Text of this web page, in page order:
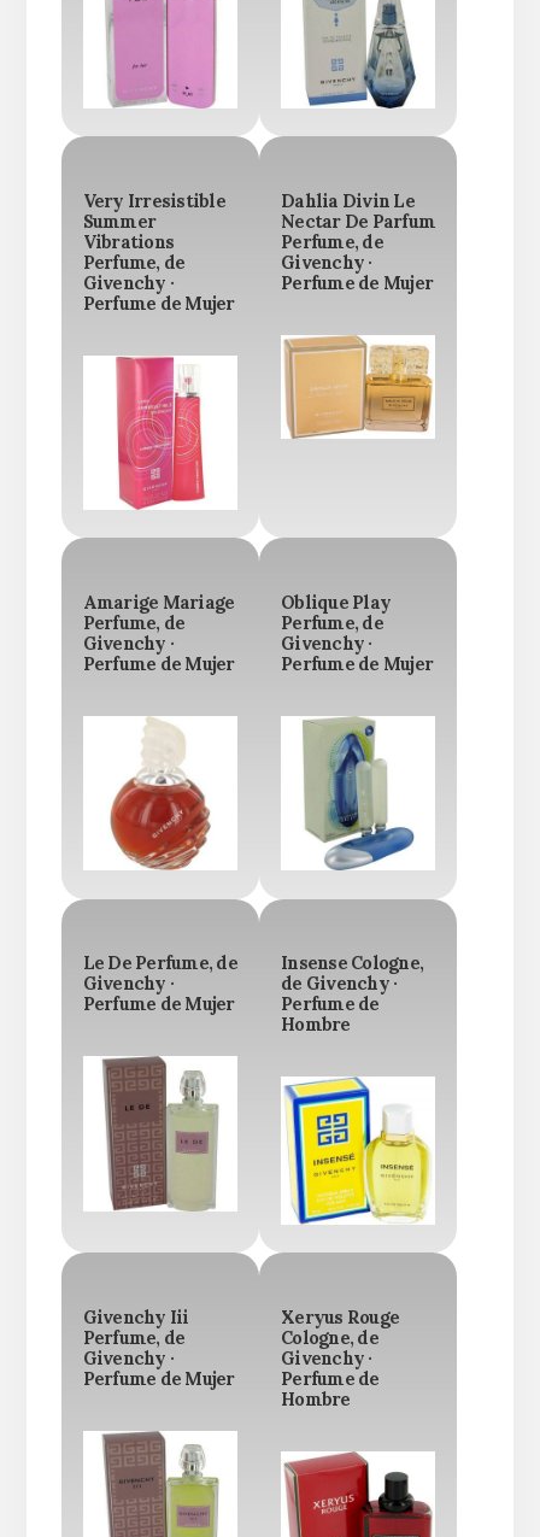
Very Irresistible
Summer
Vibrations
Perfume, de
Givenchy ·
Perfume de Mujer
Dahlia Divin Le
Nectar De Parfum
Perfume, de
Givenchy ·
Perfume de Mujer
Amarige Mariage
Perfume, de
Givenchy ·
Perfume de Mujer
Oblique Play
Perfume, de
Givenchy ·
Perfume de Mujer
Le De Perfume, de
Givenchy ·
Perfume de Mujer
Insense Cologne,
de Givenchy ·
Perfume de
Hombre
Givenchy Iii
Perfume, de
Givenchy ·
Perfume de Mujer
Xeryus Rouge
Cologne, de
Givenchy ·
Perfume de
Hombre